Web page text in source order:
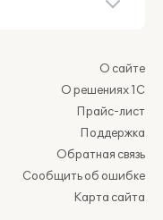
О сайте
О решениях 1С
Прайс-лист
Поддержка
Обратная связь
Сообщить об ошибке
Карта сайта